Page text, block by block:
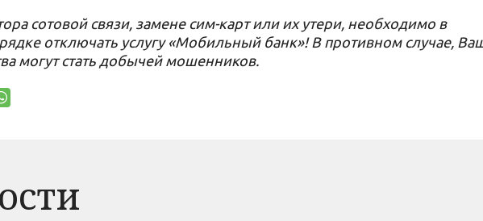
сотовой связи, замене сим-карт или их утери, необходимо в
отключать услугу «Мобильный банк»! В противном случае,
могут стать добычей мошенников.